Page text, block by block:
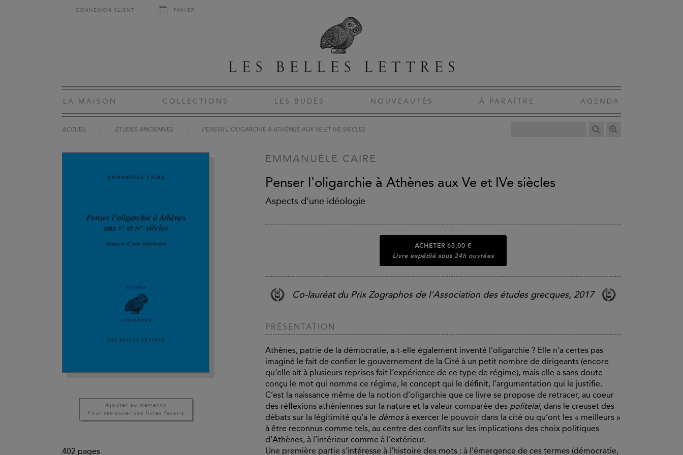
CONNEXION CLIENT PANIER
LA MAISON COLLECTIONS LES BUDÉS NOUVEAUTÉS À PARAÎTRE AGENDA
ACCUEIL ÉTUDES ANCIENNES PENSER L'OLIGARCHIE À ATHÈNES AUX VE ET IVE SIÈCLES
Ajouter au mémento
Pour retrouver vos livres favoris
402 pages
EMMANUÈLE CAIRE
Penser l'oligarchie à Athènes aux Ve et IVe siècles
Aspects d'une idéologie
ACHETER 63,00 €
Livre expédié sous 24h ouvrées
Co-lauréat du Prix Zographos de l'Association des études grecques, 2017
PRÉSENTATION
Athènes, patrie de la démocratie, a-t-elle également inventé l'oligarchie ? Elle n'a certes pas
imaginé le fait de confier le gouvernement de la Cité à un petit nombre de dirigeants (encore
qu’elle ait à plusieurs reprises fait l’expérience de ce type de régime), mais elle a sans doute
conçu le mot qui nomme ce régime, le concept qui le définit, l’argumentation qui le justifie.
C’est la naissance même de la notion d’oligarchie que ce livre se propose de retracer, au coeur
des réflexions athéniennes sur la nature et la valeur comparée des politeiai, dans le creuset des
débats sur la légitimité qu’a le dèmosà exercer le pouvoir dans la cité ou qu’ont les « meilleurs »
à être reconnus comme tels, au centre des conflits sur les implications des choix politiques
d’Athènes, à l’intérieur comme à l’extérieur.
Une première partie s’intéresse à l’histoire des mots : à l’émergence de ces termes (démocratie,